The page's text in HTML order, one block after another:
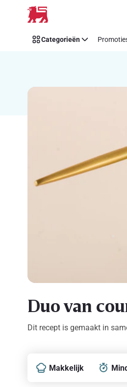
Overslaan
Categorieën
Duo van
Dit recept is gemaakt in
Makkelijk